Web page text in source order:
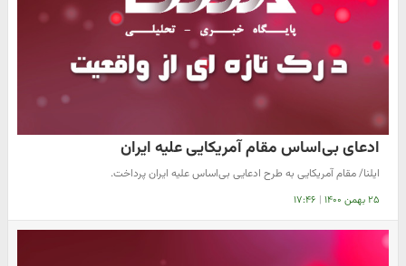
ادعای بی‌اساس مقام آمریکایی علیه ایران
ایلنا/ مقام آمریکایی به طرح ادعایی بی‌اساس علیه ایران پرداخت.
۲۵ بهمن ۱۴۰۰ | ۱۷:۴۶